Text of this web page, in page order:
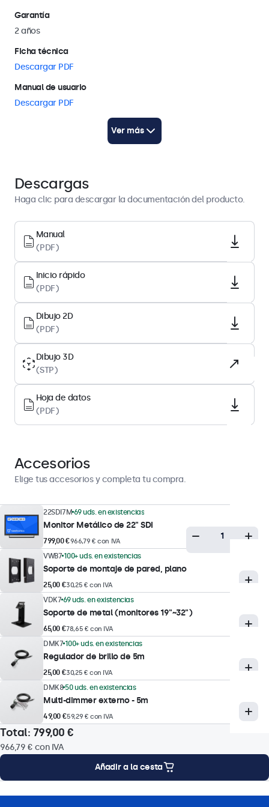
orientación horizontal como vertical.
Garantía
2 años
Ficha técnica
Descargar PDF
Manual de usuario
Descargar PDF
Tamaño diagonal
Relación de aspecto
16:9 (4:3 ajustable)
Resolución nativa
1920 x 1080
Píxeles por pulgada
102 PPI
Tipo de panel
IPS-LCD
Luz de fondo
Superficie
Revestimiento duro antideslumbrante (3H)
Horizontal, vertical, boca arriba
Brillo máximo
350 nits (típico)
Brillo mínimo
1 nit
Contraste
3000:1
Ángulo de visión
178° horizontal, 178° vertical
Tiempo de respuesta
10 ms
Resoluciones soportadas
1920 x 1080 (máx), 640 x 480 (mín)
Sistema
PAL/NTSC/SECAM
Ver más
Descargas
Haga clic para descargar la documentación del producto.
Manual
(PDF)
Inicio rápido
(PDF)
Dibujo 2D
(PDF)
Dibujo 3D
(STP)
Hoja de datos
(PDF)
Accesorios
Elige tus accesorios y completa tu compra.
22SDI7M 69 uds. en existencias
Monitor Metálico de 22" SDI
799,00 €966,79 € con IVA
VWB7 100+ uds. en existencias
Soporte de montaje de pared, plano
25,00 €30,25 € con IVA
VDK7 69 uds. en existencias
Soporte de metal (monitores 19"~32")
65,00 €78,65 € con IVA
DMK7 100+ uds. en existencias
Regulador de brillo de 5m
25,00 €30,25 € con IVA
DMK8 50 uds. en existencias
Multi-dimmer externo - 5m
49,00 €59,29 € con IVA
Total: 799,00 €
966,79 € con IVA
Añadir a la cesta
de montaje Especificaciones Descargas Accesorios